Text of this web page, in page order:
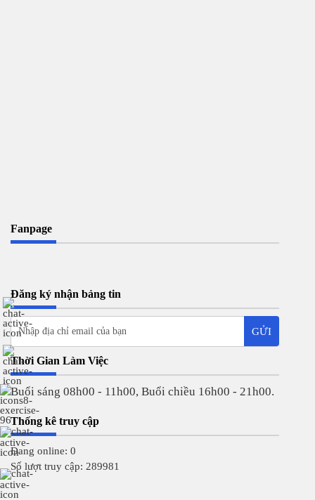
Fanpage
Đăng ký nhận bảng tin
Thời Gian Làm Việc
Buổi sáng 08h00 - 11h00, Buổi chiều 16h00 - 21h00.
Thống kê truy cập
Đang online: 0
Số lượt truy cập: 289981